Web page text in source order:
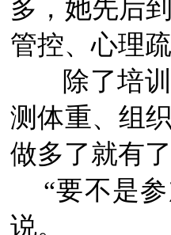
多，她先后
管控、心理
除了培
测体重、组
做多了就有
“要不是
说。